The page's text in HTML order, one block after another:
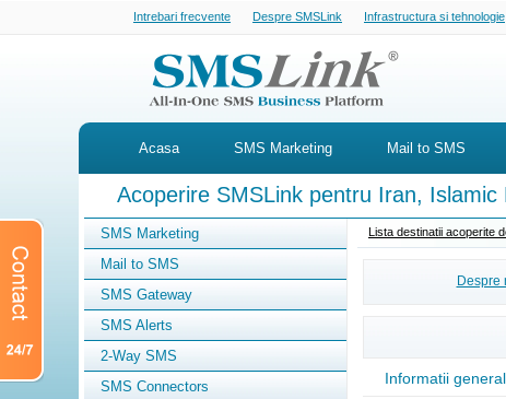
Intrebari frecvente Despre SMSLink Infrastructura si tehnologie
Acasa SMS Marketing Mail to SMS
Acoperire SMSLink pentru Iran, Islamic
SMS Marketing
Mail to SMS
SMS Gateway
SMS Alerts
2-Way SMS
SMS Connectors
Lista destinatii acoperite
Despre
Informatii